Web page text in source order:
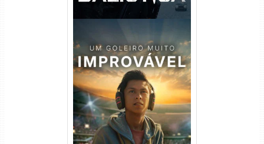
Um Goleiro Muito Improvável
Torrent (2026) WEB-DL 1080p
Dual Áudio